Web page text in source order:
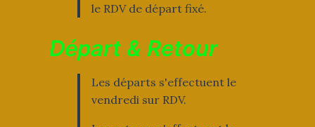
le RDV de départ fixé.
Départ & Retour
Les départs s'effectuent le
vendredi sur RDV.